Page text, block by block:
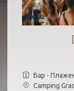
Бар -
Camping